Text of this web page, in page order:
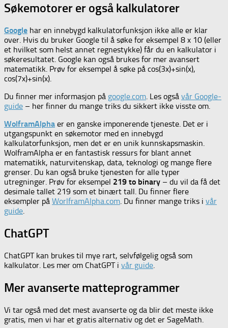
Søkemotorer er også kalkulatorer
Google har en innebygd kalkulatorfunksjon ikke alle er klar
over. Hvis du bruker Google til å søke for eksempel 8 x 10 (eller
et hvilket som helst annet regnestykke) får du en kalkulator i
søkeresultatet. Google kan også brukes for mer avansert
matematikk. Prøv for eksempel å søke på cos(3x)+sin(x),
cos(7x)+sin(x).
Du finner mer informasjon på google.com. Les også vår Google-
guide – her finner du mange triks du sikkert ikke visste om.
WolframAlpha er en ganske imponerende tjeneste. Det er i
utgangspunkt en søkemotor med en innebygd
kalkulatorfunksjon, men det er en unik kunnskapsmaskin.
WolframAlpha er en fantastisk ressurs for blant annet
matematikk, naturvitenskap, data, teknologi og mange flere
grenser. Du kan også bruke tjenesten for alle typer
utregninger. Prøv for eksempel 219 to binary – du vil da få det
desimale tallet 219 som et binært tall. Du finner flere
eksempler på WorlframAlpha.com. Du finner mange triks i vår
guide.
ChatGPT
ChatGPT kan brukes til mye rart, selvfølgelig også som
kalkulator. Les mer om ChatGPT i vår guide.
Mer avanserte matteprogrammer
Vi tar også med det mest avanserte og da blir det meste ikke
gratis, men vi har et gratis alternativ og det er SageMath.